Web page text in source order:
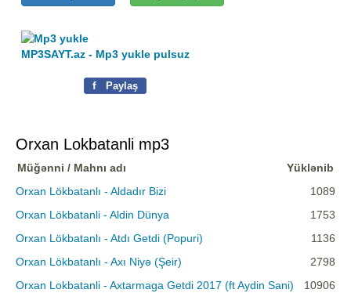
MP3SAYT.az - Mp3 yukle pulsuz
f Paylaş
Orxan Lokbatanli mp3
Müğənni / Mahnı adı
Yüklənib
Orxan Lökbatanlı - Aldadır Bizi
1089
Orxan Lökbatanli - Aldin Dünya
1753
Orxan Lökbatanlı - Atdı Getdi (Popuri)
1136
Orxan Lökbatanlı - Axı Niyə (Şeir)
2798
Orxan Lokbatanli - Axtarmaga Getdi 2017 (ft Aydin Sani)
10906